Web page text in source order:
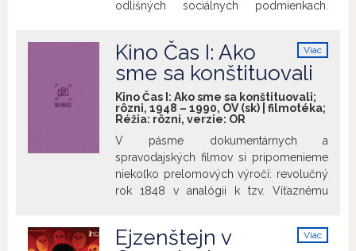
hereckými výkonmi (v úlohe Florence
rade vynikajúcim hudobným sprievodom
Milesa Davisa.
odlišných sociálnych podmienkach.
zaneprázdnenosti rodičov, ktorí sa
nemôžu naplno venovať výchove svojich
detí.Lektorský úvod:Michael Papcun
Viac
info
Kino Čas I: Ako
sme sa konštituovali
Kino Čas I: Ako sme sa konštituovali;
rôzni, 1948 – 1990, OV (sk) | filmotéka;
Réžia: rôzni, verzie: OR
V pásme dokumentárnych a
spravodajských filmov si pripomenieme
niekoľko prelomových výročí: revolučný
rok 1848 v analógii k tzv. Víťaznému
federalizácii Československa a tiež
Viac
Ejzenštejn v